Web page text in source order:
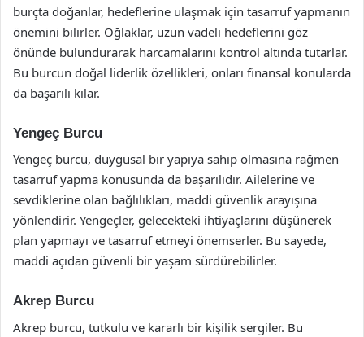
burçta doğanlar, hedeflerine ulaşmak için tasarruf yapmanın
önemini bilirler. Oğlaklar, uzun vadeli hedeflerini göz
önünde bulundurarak harcamalarını kontrol altında tutarlar.
Bu burcun doğal liderlik özellikleri, onları finansal konularda
da başarılı kılar.
Yengeç Burcu
Yengeç burcu, duygusal bir yapıya sahip olmasına rağmen
tasarruf yapma konusunda da başarılıdır. Ailelerine ve
sevdiklerine olan bağlılıkları, maddi güvenlik arayışına
yönlendirir. Yengeçler, gelecekteki ihtiyaçlarını düşünerek
plan yapmayı ve tasarruf etmeyi önemserler. Bu sayede,
maddi açıdan güvenli bir yaşam sürdürebilirler.
Akrep Burcu
Akrep burcu, tutkulu ve kararlı bir kişilik sergiler. Bu